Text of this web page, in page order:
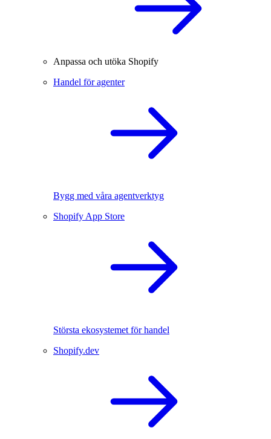
Anpassa och utöka Shopify
Handel för agenter
Bygg med våra agentverktyg
Shopify App Store
Största ekosystemet för handel
Shopify.dev